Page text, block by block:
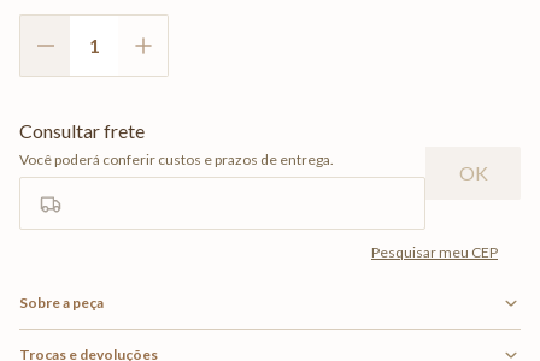
Sobre a peça
Trocas e devoluções